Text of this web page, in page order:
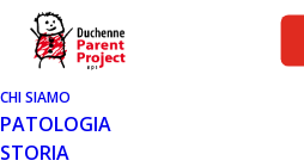
CHI SIAMO
PATOLOGIA
STORIA